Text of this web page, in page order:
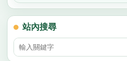
站內搜尋